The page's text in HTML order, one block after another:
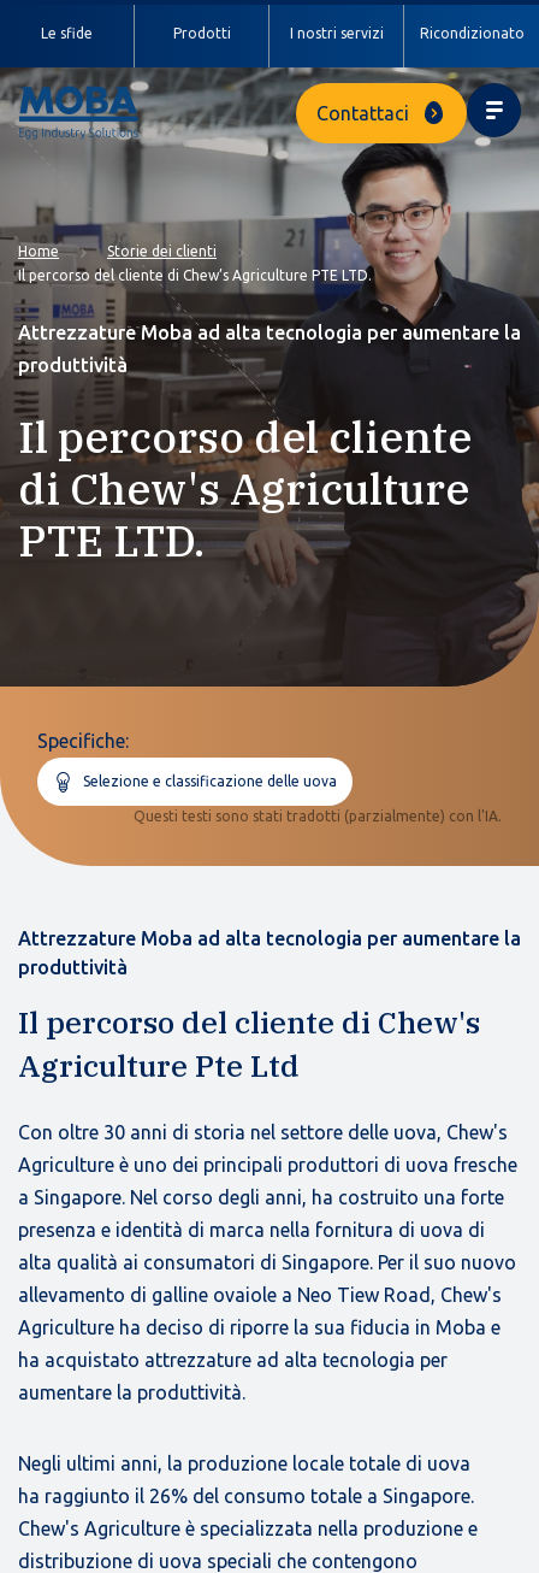
Le sfide Prodotti I nostri servizi Ricondizionato
Contattaci
Home
Storie dei clienti
Il percorso del cliente di Chew’s Agriculture PTE LTD.
Attrezzature Moba ad alta tecnologia per aumentare la
produttività
Il percorso del cliente
di Chew's Agriculture
PTE LTD.
Specifiche:
Selezione e classificazione delle uova
Questi testi sono stati tradotti (parzialmente) con l'IA.
Attrezzature Moba ad alta tecnologia per aumentare la
produttività
Il percorso del cliente di Chew's
Agriculture Pte Ltd
Con oltre 30 anni di storia nel settore delle uova, Chew's
Agriculture è uno dei principali produttori di uova fresche
a Singapore. Nel corso degli anni, ha costruito una forte
presenza e identità di marca nella fornitura di uova di
alta qualità ai consumatori di Singapore. Per il suo nuovo
allevamento di galline ovaiole a Neo Tiew Road, Chew's
Agriculture ha deciso di riporre la sua fiducia in Moba e
ha acquistato attrezzature ad alta tecnologia per
aumentare la produttività.
Negli ultimi anni, la produzione locale totale di uova
ha raggiunto il 26% del consumo totale a Singapore.
Chew's Agriculture è specializzata nella produzione e
distribuzione di uova speciali che contengono